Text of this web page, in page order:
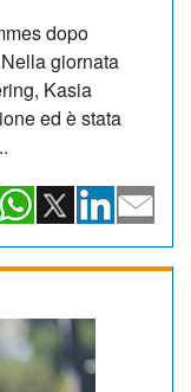
dopo
giornata
Kasia
ed è stata